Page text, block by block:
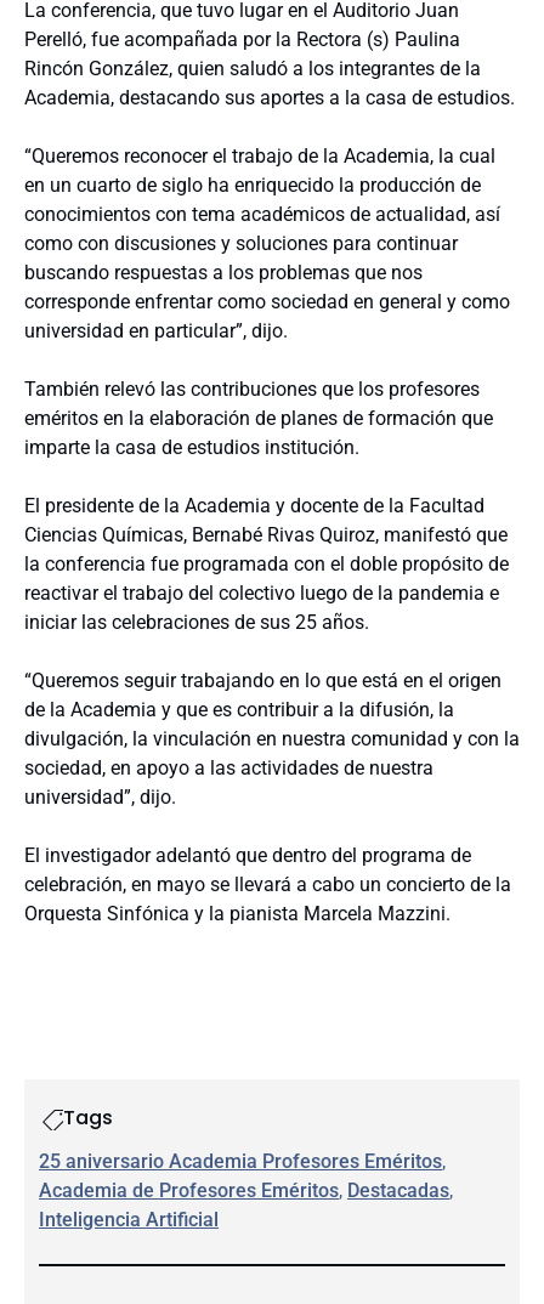
La conferencia, que tuvo lugar en el Auditorio Juan
Perelló, fue acompañada por la Rectora (s) Paulina
Rincón González, quien saludó a los integrantes de la
Academia, destacando sus aportes a la casa de estudios.
“Queremos reconocer el trabajo de la Academia, la cual
en un cuarto de siglo ha enriquecido la producción de
conocimientos con tema académicos de actualidad, así
como con discusiones y soluciones para continuar
buscando respuestas a los problemas que nos
corresponde enfrentar como sociedad en general y como
universidad en particular”, dijo.
También relevó las contribuciones que los profesores
eméritos en la elaboración de planes de formación que
imparte la casa de estudios institución.
El presidente de la Academia y docente de la Facultad
Ciencias Químicas, Bernabé Rivas Quiroz, manifestó que
la conferencia fue programada con el doble propósito de
reactivar el trabajo del colectivo luego de la pandemia e
iniciar las celebraciones de sus 25 años.
“Queremos seguir trabajando en lo que está en el origen
de la Academia y que es contribuir a la difusión, la
divulgación, la vinculación en nuestra comunidad y con la
sociedad, en apoyo a las actividades de nuestra
universidad”, dijo.
El investigador adelantó que dentro del programa de
celebración, en mayo se llevará a cabo un concierto de la
Orquesta Sinfónica y la pianista Marcela Mazzini.
Tags
25 aniversario Academia Profesores Eméritos
Academia de Profesores Eméritos, Destacadas
Inteligencia Artificial